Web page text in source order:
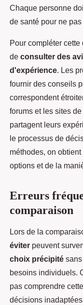
Chaque personne
de santé pour ne
Pour compléter
de consulter des
d'expérience. Les
fournir des conseils
correspondent
forums et les sites
partagent leurs
le processus de
méthodes, on
options et de la
Erreurs
comparaison
Lors de la
éviter peuvent
choix précipité
besoins individuels.
pas comprendre
décisions